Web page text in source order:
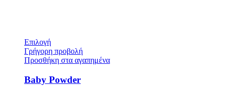
Επιλογή
Γρήγορη προβολή
Προσθήκη στα αγαπημένα
Baby Powder